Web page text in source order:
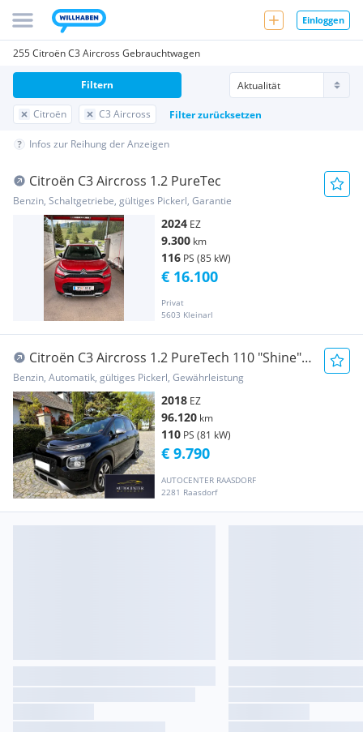
Einloggen
255 Citroën C3 Aircross Gebrauchtwagen
Citroën C3 Aircross Filter zurücksetzen
Filtern
Infos zur Reihung der Anzeigen
Citroën C3 Aircross 1.2 PureTec
Benzin, Schaltgetriebe, gültiges Pickerl, Garantie
2024 EZ
9.300 km
116 PS (85 kW)
Privat
5603 Kleinarl
€ 16.100
Citroën C3 Aircross 1.2 PureTech 110 "Shine"
94.Tkm "12...
Benzin, Automatik, gültiges Pickerl, Gewährleistung
2018 EZ
96.120 km
110 PS (81 kW)
AUTOCENTER RAASDORF
2281 Raasdorf
€ 9.790